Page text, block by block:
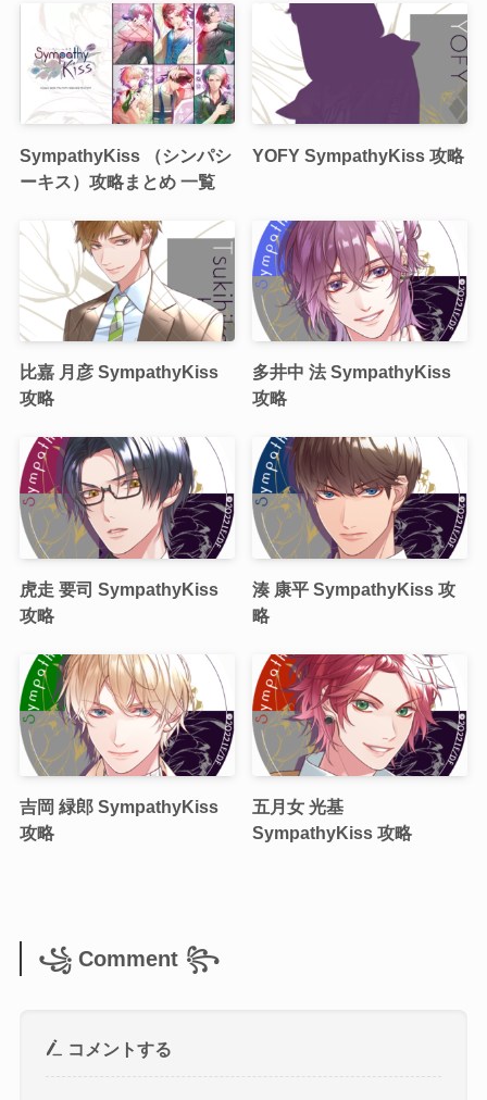
SympathyKiss （シンパシ
ーキス）攻略まとめ 一覧
YOFY SympathyKiss 攻略
比嘉 月彦 SympathyKiss
攻略
多井中 法 SympathyKiss
攻略
虎走 要司 SympathyKiss
攻略
湊 康平 SympathyKiss 攻
略
吉岡 緑郎 SympathyKiss
攻略
五月女 光基
SympathyKiss 攻略
꧁ Comment ꧂
コメントする